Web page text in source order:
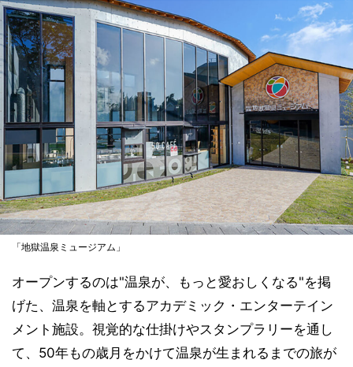
「地獄温泉ミュージアム」
オープンするのは"温泉が、もっと愛おしくなる"を掲
げた、温泉を軸とするアカデミック・エンターテイン
メント施設。視覚的な仕掛けやスタンプラリーを通し
て、50年もの歳月をかけて温泉が生まれるまでの旅が